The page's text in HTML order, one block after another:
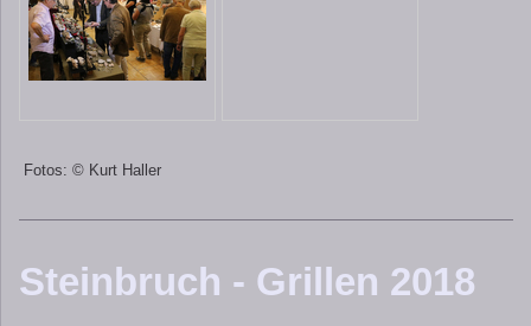
Fotos: © Kurt Haller
Steinbruch - Grillen 2018